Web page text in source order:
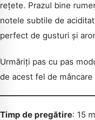
rețete. Prazul bine
notele subtile de
perfect de gusturi și
Urmăriți pas cu pas
de acest fel de
Timp de pregătire: 15